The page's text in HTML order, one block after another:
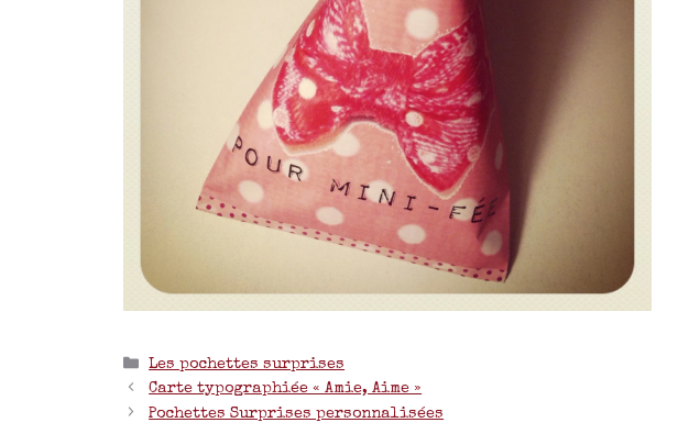
Les pochettes surprises
Carte typographiée « Amie, Aime »
Pochettes Surprises personnalisées